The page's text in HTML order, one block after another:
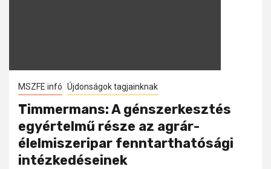
MSZFE infó Újdonságok tagjainknak
Timmermans: A génszerkesztés
egyértelmű része az agrár-
élelmiszeripar fenntarthatósági
intézkedéseinek